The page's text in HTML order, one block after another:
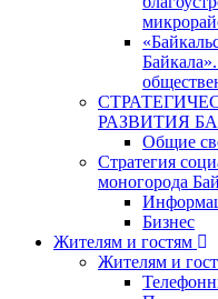
РАЗВИТИЯ
Общие
Стратегия
моногорода
Бизнес
Жителям и гостям
Жителям и